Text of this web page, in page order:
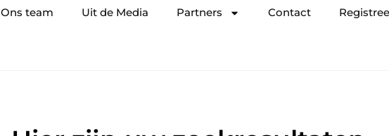
Ons team Uit de Media Partners Contact